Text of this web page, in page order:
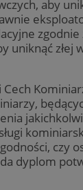
aby
zgodnie
uniknąć złej
czy
dyplom